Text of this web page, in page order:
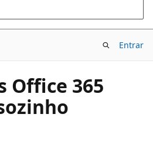
Entrar
Office 365